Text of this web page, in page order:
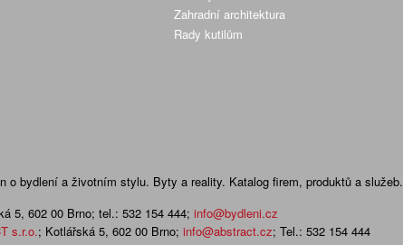
Zahradní architektura
Rady kutilům
o bydlení a životním stylu. Byty a reality. Katalog firem, produktů a služeb.
5, 602 00 Brno; tel.: 532 154 444; info@bydleni.cz
s.r.o.; Kotlářská 5, 602 00 Brno; info@abstract.cz; Tel.: 532 154 444